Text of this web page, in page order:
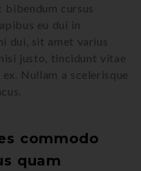
bibendum cursus
eu dui in
dui, sit amet varius
justo, tincidunt vitae
Nullam a scelerisque
commodo
quam